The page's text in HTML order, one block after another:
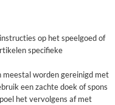
op het speelgoed of
specifieke
meestal worden gereinigd met
een zachte doek of spons
het vervolgens af met